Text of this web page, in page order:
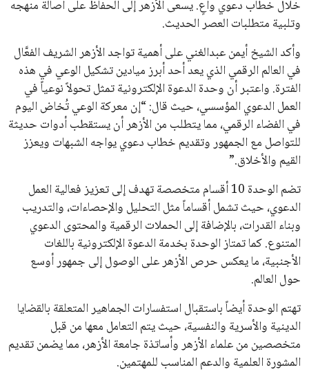
الجمعية العمومية. مما يعزز فرصته للفوز في الانتخابات المقررة عام
2027، ويجعله المرشح الأكثر حظًا حتى الآن.
هذا الدعم الواسع يأتي على الرغم من الانتقادات التي وجهت
لإنفانتينو في الآونة الأخيرة. حتى الآن، لم يتقدم أي مرشح منافس
في السباق الانتخابي، ولم تتمكن الأصوات المعارضة من التوصل إلى
اسم يوازن موقف إنفانتينو، قبل انتهاء فترة الترشح في نوفمبر
المقبل.
يعتمد إنفانتينو على قاعدة دعم قوية من الاتحادات القارية المختلفة،
بما في ذلك الاتحاد الأفريقي والآسيوي، بالإضافة إلى دعم غالبية
اتحادات أمريكا الجنوبية والكونكاكاف. وقد ساهمت مجموعة من
القرارات التي اتخذها في زيادة الموارد المالية لهذه الاتحادات، فضلاً
عن رفع عدد الفرق المشاركة في كأس العالم، وإطلاق بطولات دولية
جديدة تحت مظلة “فيفا”.
على الجانب الآخر، تتركز المعارضة بشكل ملحوظ داخل القارة
الأوروبية، حيث ارتفعت حدة الانتقادات الموجهة إلى إنفانتينو
بسبب التوسع المستمر في البطولات الدولية وأثر ذلك على الجدول
الزمني للمسابقات المحلية. وقد دعا رئيس رابطة الدوري الإسباني،
خافيير تيباس، إلى تنحّي إنفانتينو، معتبراً أن سياساته تضر بصناعة
كرة القدم وتزيد من ضغوط المباريات.